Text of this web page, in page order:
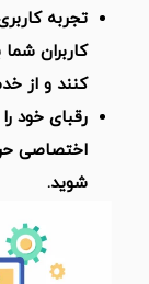
کاربری بهتری
شما به‌راحتی
و از خدمات شما
خود را پشت
حرفه‌ای به